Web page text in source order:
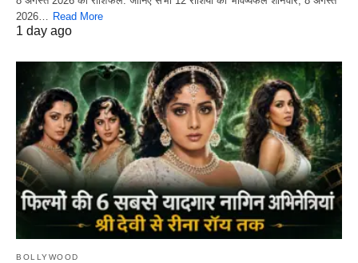
2026… Read More
1 day ago
BOLLYWOOD